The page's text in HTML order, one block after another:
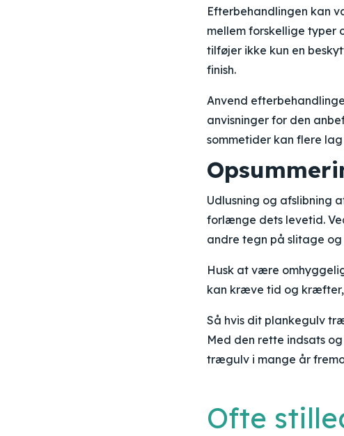
Efterbehandlingen kan
mellem forskellige typer
tilføjer ikke kun en
finish.
Anvend
anvisninger for den
sommetider kan flere
Udlusning og afslibning
forlænge dets levetid.
andre tegn på slitage
Husk at være
kan kræve tid og
Så hvis dit plankegulv
Med den rette indsats
trægulv i mange år
Ofte